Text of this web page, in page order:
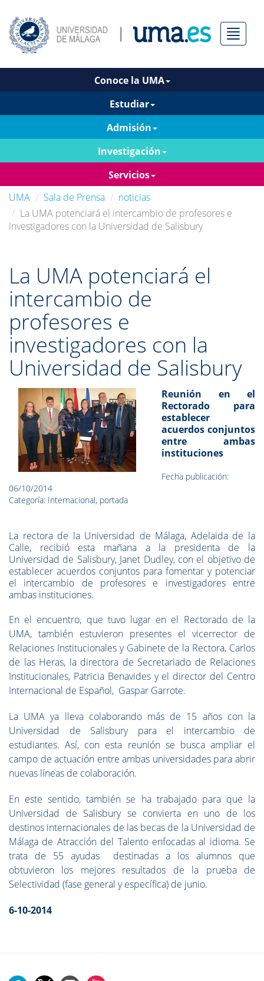
Menú
Conoce la UMA
Estudiar
Admisión
Investigación
Servicios
UMA
Sala de Prensa
noticias
La UMA potenciará el intercambio de profesores e
investigadores con la Universidad de Salisbury
La UMA potenciará el
intercambio de
profesores e
investigadores con la
Universidad de Salisbury
Reunión en el
Rectorado para
establecer
acuerdos conjuntos
entre ambas
instituciones
Fecha publicación:
06/10/2014
Categoría: Internacional, portada
La rectora de la Universidad de Málaga, Adelaida de la
Calle, recibió esta mañana a la presidenta de la
Universidad de Salisbury, Janet Dudley, con el objetivo de
establecer acuerdos conjuntos para fomentar y potenciar
el intercambio de profesores e investigadores entre
ambas instituciones.
En el encuentro, que tuvo lugar en el Rectorado de la
UMA, también estuvieron presentes el vicerrector de
Relaciones Institucionales y Gabinete de la Rectora, Carlos
de las Heras, la directora de Secretariado de Relaciones
Institucionales, Patricia Benavides y el director del Centro
Internacional de Español, Gaspar Garrote.
La UMA ya lleva colaborando más de 15 años con la
Universidad de Salisbury para el intercambio de
estudiantes. Así, con esta reunión se busca ampliar el
campo de actuación entre ambas universidades para abrir
nuevas líneas de colaboración.
En este sentido, también se ha trabajado para que la
Universidad de Salisbury se convierta en uno de los
destinos internacionales de las becas de la Universidad de
Málaga de Atracción del Talento enfocadas al idioma. Se
trata de 55 ayudas destinadas a los alumnos que
obtuvieron los mejores resultados de la prueba de
Selectividad (fase general y específica) de junio.
6-10-2014